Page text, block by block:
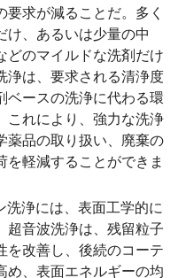
求が減ることだ。多く
け、あるいは少量の中
どのマイルドな洗剤だけ
浄は、要求される清浄度
ベースの洗浄に代わる環
これにより、強力な洗浄
薬品の取り扱い、廃棄の
軽減することができま
浄には、表面工学的に
超音波洗浄は、残留粒子
を改善し、後続のコーテ
め、表面エネルギーの均